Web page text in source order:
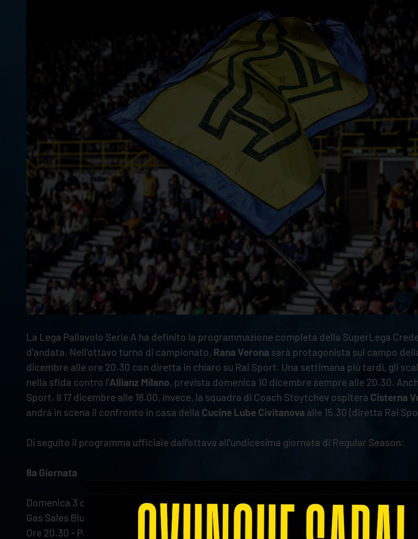
La Lega Pallavolo Serie A ha definito la programmazione completa della SuperLega
d'andata. Nell'ottavo turno di campionato, Rana Verona sarà protagonista sul campo
dicembre alle ore 20.30 con diretta in chiaro su Rai Sport. Una settimana più tardi, gli
nella sfida contro l'Allianz Milano, prevista domenica 10 dicembre sempre alle 20.30.
Sport. Il 17 dicembre alle 18.00, invece, la squadra di Coach Stoytchev ospiterà Cisterna
andrà in scena il confronto in casa della Cucine Lube Civitanova alle 15.30 (diretta Rai
Di seguito il programma ufficiale dall'ottava all'undicesima giornata di Regular Season:
8a Giornata
Domenica 3 dicembre
Gas Sales Bluenergy Piacenza - Rana Verona
Ore 20.30 - PalaBanca